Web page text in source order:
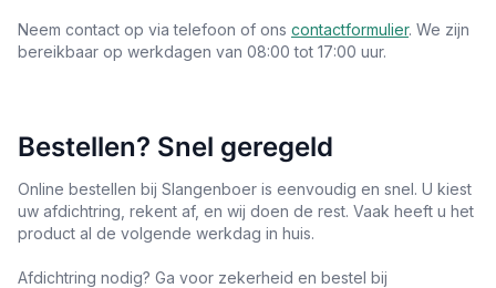
Neem contact op via telefoon of ons contactformulier. We zijn
bereikbaar op werkdagen van 08:00 tot 17:00 uur.
Bestellen? Snel geregeld
Online bestellen bij Slangenboer is eenvoudig en snel. U kiest
uw afdichtring, rekent af, en wij doen de rest. Vaak heeft u het
product al de volgende werkdag in huis.
Afdichtring nodig? Ga voor zekerheid en bestel bij